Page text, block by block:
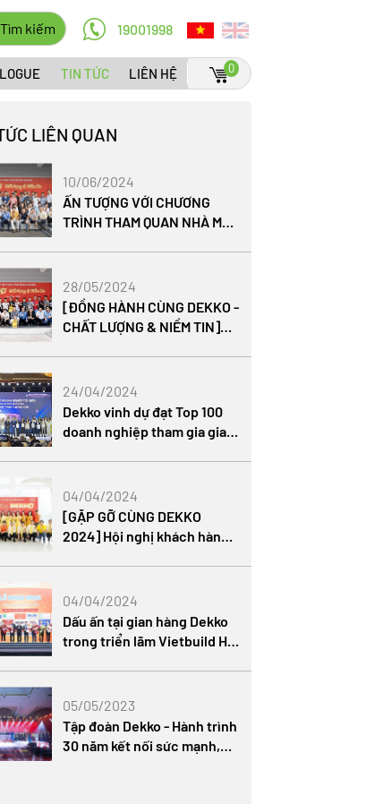
Tìm kiếm 19001998
TIN TỨC LIÊN HỆ 0
LIÊN QUAN
10/06/2024
ẤN TƯỢNG VỚI CHƯƠNG
TRÌNH THAM QUAN NHÀ MÁY
28/05/2024
[ĐỒNG HÀNH CÙNG DEKKO -
CHẤT LƯỢNG & NIỀM TIN]
2024
24/04/2024
Dekko vinh dự đạt Top 100
doanh nghiệp tham gia gian
04/04/2024
[GẶP GỠ CÙNG DEKKO
2024] Hội nghị khách hàng
04/04/2024
Dấu ấn tại gian hàng Dekko
trong triển lãm Vietbuild Hà
05/05/2023
Tập đoàn Dekko - Hành trình
30 năm kết nối sức mạnh,